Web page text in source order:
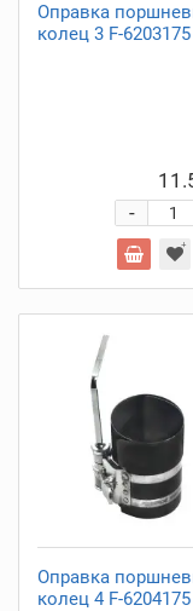
Оправка
колец 3 F-6203175
-
Оправка
колец 4 F-6204175